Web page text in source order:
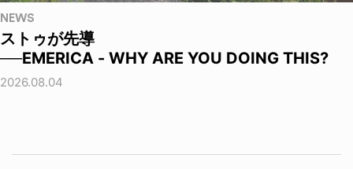
NEWS
ストゥが先導
──EMERICA - WHY ARE YOU DOING THIS?
2026.08.04